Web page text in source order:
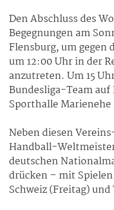
Den Abschluss des
Begegnungen am
Flensburg, um gegen
um 12:00 Uhr in der
anzutreten. Um 15
Bundesliga-Team
Sporthalle
Neben diesen
Handball-
deutschen
drücken – mit
Schweiz (Freitag)